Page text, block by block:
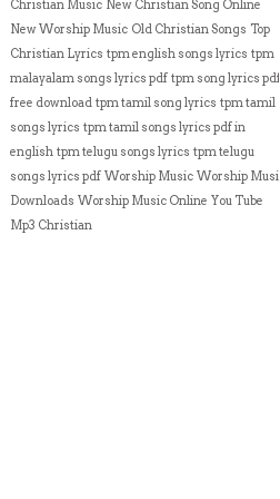
Christian Music New Christian Song Online
New Worship Music Old Christian Songs Top
Christian Lyrics tpm english songs lyrics tpm
malayalam songs lyrics pdf tpm song lyrics pdf
free download tpm tamil song lyrics tpm tamil
songs lyrics tpm tamil songs lyrics pdf in
english tpm telugu songs lyrics tpm telugu
songs lyrics pdf Worship Music Worship Music
Downloads Worship Music Online You Tube
Mp3 Christian